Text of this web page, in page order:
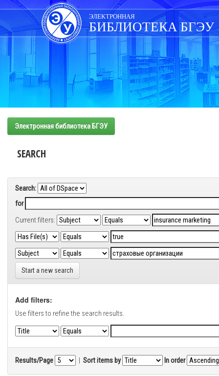
Skip
navigation
ЭЛЕКТРОННАЯ
БИБЛИОТЕКА БГЭУ
Электронная библиотека БГЭУ
SEARCH
Search:
for
Current filters:
Start a new search
Add filters:
Use filters to refine the search results.
Results/Page | Sort items by In order